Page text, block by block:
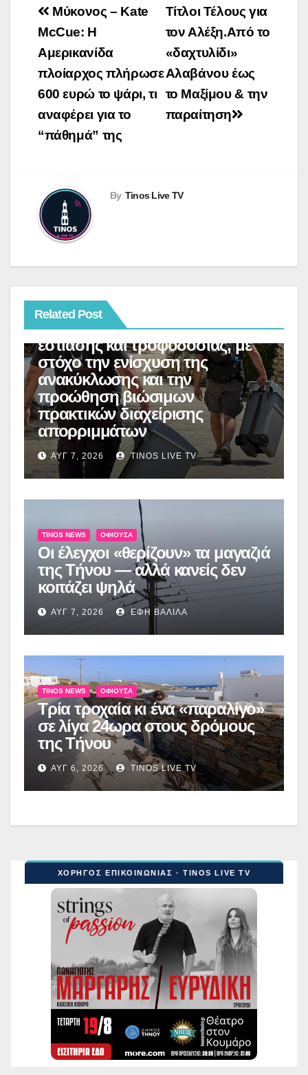
Πλοήγηση
άρθρων
Τίτλοι Τέλους για
τον Αλέξη.Από το
«δαχτυλίδι»
Αλαβάνου έως
το Μαξίμου & την
παραίτηση
Μύκονος – Kate
McCue: Η
Αμερικανίδα
πλοίαρχος πλήρωσε
600 ευρώ το ψάρι, τι
αναφέρει για το
“πάθημά” της
By Tinos Live TV
Related Post
Κιόνια και στον Άγιο Φωκά, με
τη συμμετοχή επιχειρήσεων
εστίασης και τροφοδοσίας, με
στόχο την ενίσχυση της
ανακύκλωσης και την
προώθηση βιώσιμων
πρακτικών διαχείρισης
απορριμμάτων
ΑΥΓ 7, 2026 TINOS LIVE TV
TINOS NEWS ΟΦΙΟΎΣΑ
Οι έλεγχοι «θερίζουν» τα μαγαζιά
της Τήνου — αλλά κανείς δεν
κοιτάζει ψηλά
ΑΥΓ 7, 2026 ΈΦΗ ΒΑΛΊΛΑ
TINOS NEWS ΟΦΙΟΎΣΑ
Τρία τροχαία κι ένα «παραλίγο»
σε λίγα 24ωρα στους δρόμους
της Τήνου
ΑΥΓ 6, 2026 TINOS LIVE TV
ΧΟΡΗΓΟΣ ΕΠΙΚΟΙΝΩΝΙΑΣ · TINOS LIVE TV